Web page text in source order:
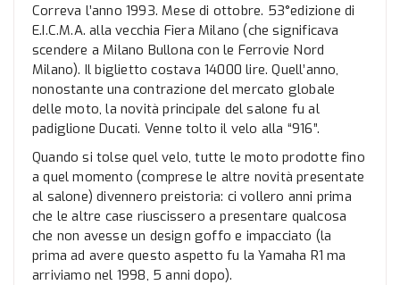
Correva l’anno 1993. Mese di ottobre. 53°edizione di
E.I.C.M.A. alla vecchia Fiera Milano (che significava
scendere a Milano Bullona con le Ferrovie Nord
Milano). Il biglietto costava 14000 lire. Quell’anno,
nonostante una contrazione del mercato globale
delle moto, la novità principale del salone fu al
padiglione Ducati. Venne tolto il velo alla “916”.
Quando si tolse quel velo, tutte le moto prodotte fino
a quel momento (comprese le altre novità presentate
al salone) divennero preistoria: ci vollero anni prima
che le altre case riuscissero a presentare qualcosa
che non avesse un design goffo e impacciato (la
prima ad avere questo aspetto fu la Yamaha R1 ma
arriviamo nel 1998, 5 anni dopo).